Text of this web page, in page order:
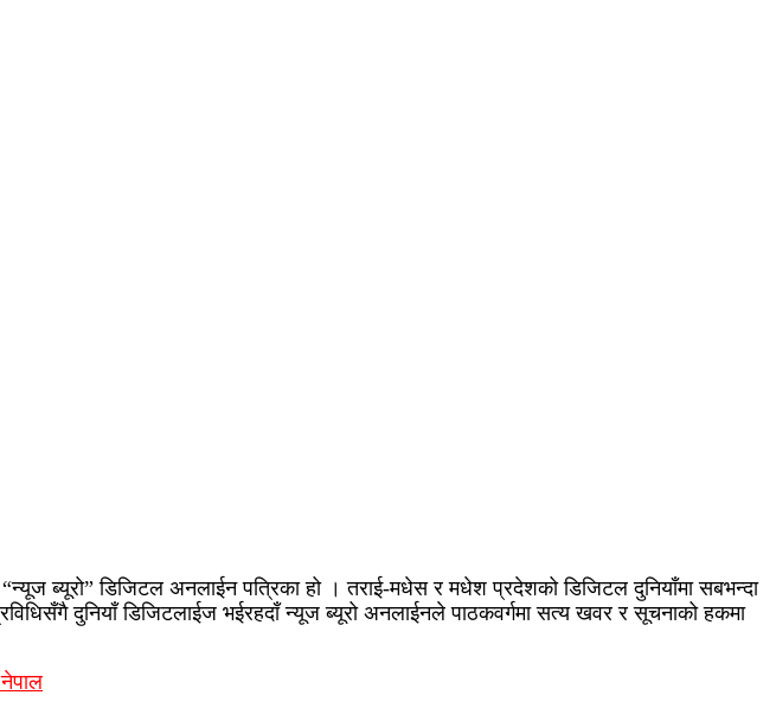
ब्यूरो” डिजिटल अनलाईन पत्रिका हो । तराई-मधेस र मधेश प्रदेशको डिजिटल दुनियाँमा सबभन्दा
दुनियाँ डिजिटलाईज भईरहदाँ न्यूज ब्यूरो अनलाईनले पाठकवर्गमा सत्य खवर र सूचनाको हकमा